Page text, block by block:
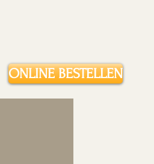
ONLINE BESTELLEN